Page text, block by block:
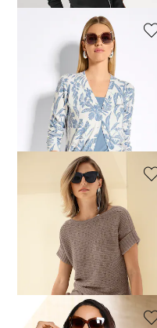
109,00 €189,95 €
Laagste prijs van de afgelopen 30
dagen**: 119,00 € (-8%)
MADELEINE
169,95 €
Laagste prijs van de afgelopen 30
dagen**: 99,00 € (-10%)